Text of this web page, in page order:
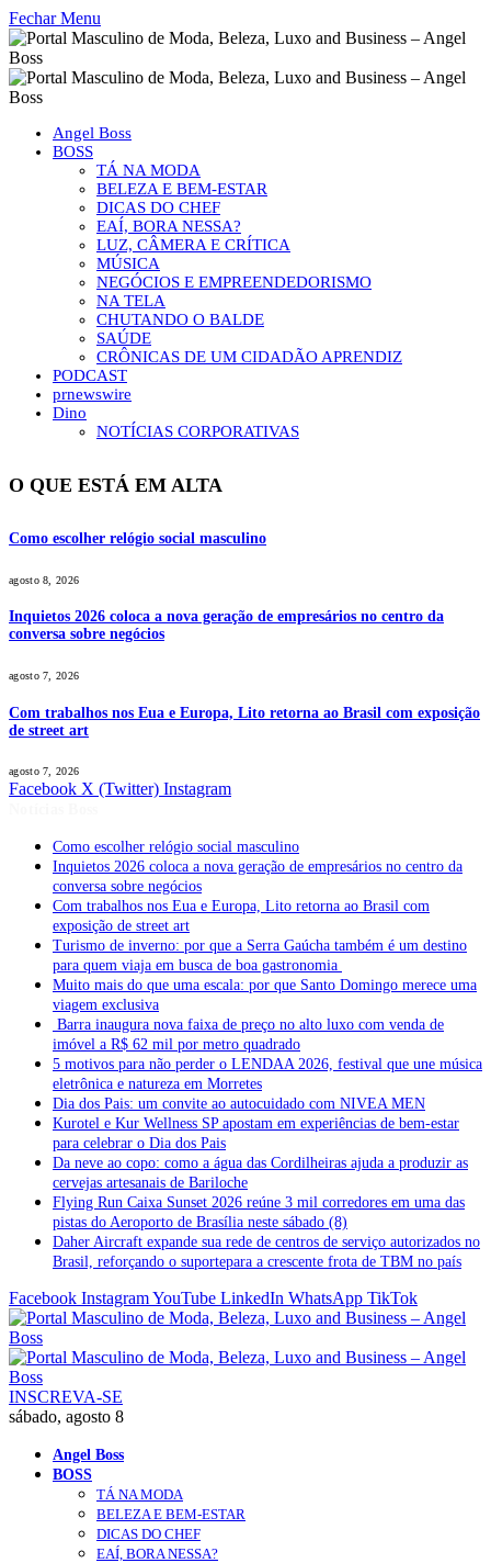
Fechar Menu
Angel Boss
BOSS
TÁ NA MODA
BELEZA E BEM-ESTAR
DICAS DO CHEF
EAÍ, BORA NESSA?
LUZ, CÂMERA E CRÍTICA
MÚSICA
NEGÓCIOS E EMPREENDEDORISMO
NA TELA
CHUTANDO O BALDE
SAÚDE
CRÔNICAS DE UM CIDADÃO APRENDIZ
PODCAST
prnewswire
Dino
NOTÍCIAS CORPORATIVAS
O QUE ESTÁ EM ALTA
Como escolher relógio social masculino
agosto 8, 2026
Inquietos 2026 coloca a nova geração de empresários no centro da
conversa sobre negócios
agosto 7, 2026
Com trabalhos nos Eua e Europa, Lito retorna ao Brasil com exposição
de street art
agosto 7, 2026
Facebook X (Twitter) Instagram
Como escolher relógio social masculino
Inquietos 2026 coloca a nova geração de empresários no centro da
conversa sobre negócios
Com trabalhos nos Eua e Europa, Lito retorna ao Brasil com
exposição de street art
Turismo de inverno: por que a Serra Gaúcha também é um destino
para quem viaja em busca de boa gastronomia
Muito mais do que uma escala: por que Santo Domingo merece uma
viagem exclusiva
Barra inaugura nova faixa de preço no alto luxo com venda de
imóvel a R$ 62 mil por metro quadrado
5 motivos para não perder o LENDAA 2026, festival que une música
eletrônica e natureza em Morretes
Dia dos Pais: um convite ao autocuidado com NIVEA MEN
Kurotel e Kur Wellness SP apostam em experiências de bem-estar
para celebrar o Dia dos Pais
Da neve ao copo: como a água das Cordilheiras ajuda a produzir as
cervejas artesanais de Bariloche
Flying Run Caixa Sunset 2026 reúne 3 mil corredores em uma das
pistas do Aeroporto de Brasília neste sábado (8)
Daher Aircraft expande sua rede de centros de serviço autorizados no
Brasil, reforçando o suportepara a crescente frota de TBM no país
Facebook InstagramYouTube LinkedIn WhatsApp TikTok
INSCREVA-SE
sábado, agosto 8
Angel Boss
BOSS
TÁ NA MODA
BELEZA E BEM-ESTAR
DICAS DO CHEF
EAÍ, BORA NESSA?